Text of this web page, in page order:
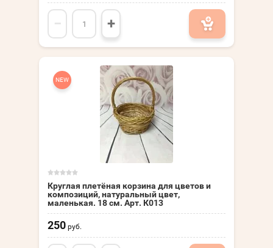
− +
NEW
Круглая плетёная корзина для цветов и
композиций, натуральный цвет,
маленькая. 18 см. Арт. К013
250 руб.